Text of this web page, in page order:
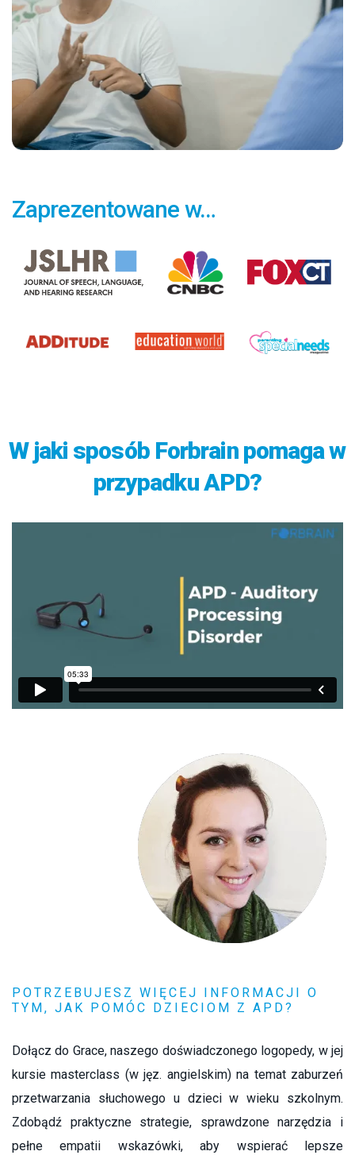
Zaprezentowane w…
W jaki sposób Forbrain pomaga w
przypadku APD?
POTRZEBUJESZ WIĘCEJ INFORMACJI O
TYM, JAK POMÓC DZIECIOM Z APD?
Dołącz do Grace, naszego doświadczonego logopedy, w jej
kursie masterclass (w jęz. angielskim) na temat zaburzeń
przetwarzania słuchowego u dzieci w wieku szkolnym.
Zdobądź praktyczne strategie, sprawdzone narzędzia i
pełne empatii wskazówki, aby wspierać lepsze